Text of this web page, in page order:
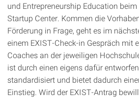
und Entrepreneurship Education
Startup Center. Kommen die
Förderung in Frage, geht es im
einem EXIST-Check-in Gespräch mit
Coaches an der jeweiligen
ist durch einen eigens dafür
standardisiert und bietet dadurch
Einstieg. Wird der EXIST-Antrag